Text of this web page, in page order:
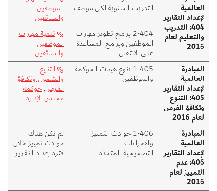
العالمية
لإعداد التقارير
404: التدريب
والتعليم لعام
2016
التدريب السنوية لكل موظف الموظفين
والسائقين
404‑2 برامج تطوير مهارات
الموظفين وبرامج المساعدة
على الانتقال
تنمية مهارات
الموظفين
والسائقين
المبادرة
العالمية
لإعداد التقارير
405: التنوع
وتكافؤ الفرص
لعام 2016
405‑1 تنوع هيئات الحوكمة
والموظفين
التنوع
والشمول وتكافؤ
الفرص,حوكمة
مجلس الإدارة
المبادرة
العالمية
لإعداد التقارير
406: عدم
التمييز لعام
2016
406‑1 حوادث التمييز
والإجراءات
التصحيحية المتخذة
لم تكن هناك
حوادث تمييز خلال
فترة إعداد التقرير